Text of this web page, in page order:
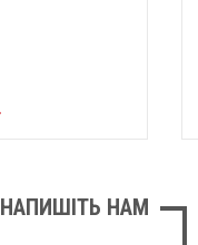
НАПИШІТЬ НАМ